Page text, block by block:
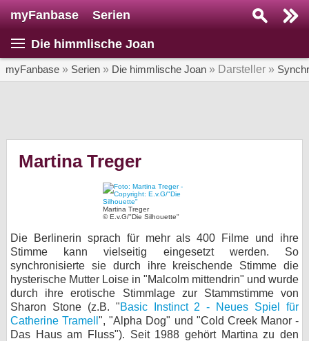
myFanbase Serien
Die himmlische Joan
myFanbase » Serien » Die himmlische Joan » Darsteller »
Martina Treger
Martina Treger
© E.v.G/"Die Silhouette"
Die Berlinerin sprach für mehr als 400 Filme und ihre
Stimme kann vielseitig eingesetzt werden. So
synchronisierte sie durch ihre kreischende Stimme die
hysterische Mutter Loise in "Malcolm mittendrin" und wurde
durch ihre erotische Stimmlage zur Stammstimme von
Sharon Stone (z.B. "Basic Instinct 2 - Neues Spiel für
Catherine Tramell", "Alpha Dog" und "Cold Creek Manor -
Das Haus am Fluss"). Seit 1988 gehört Martina zu den
Home
SERIEN
KULTUR
Gewinnspiele
Forum
bei X